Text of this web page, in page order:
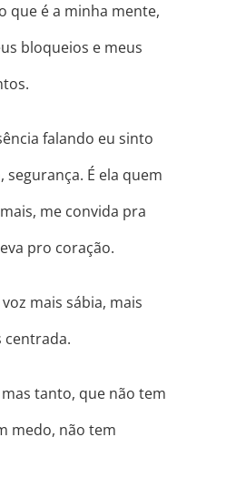
que é a minha mente,
bloqueios e meus
falando eu sinto
segurança. É ela quem
me convida pra
pro coração.
mais sábia, mais
centrada.
tanto, que não tem
medo, não tem